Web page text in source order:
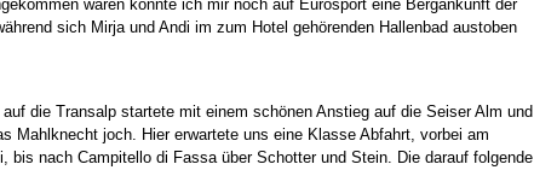
waren konnte ich mir noch auf Eurosport eine Bergankunft der
sich Mirja und Andi im zum Hotel gehörenden Hallenbad austoben
auf die Transalp startete mit einem schönen Anstieg auf die Seiser Alm und
Mahlknecht joch. Hier erwartete uns eine Klasse Abfahrt, vorbei am
bis nach Campitello di Fassa über Schotter und Stein. Die darauf folgende